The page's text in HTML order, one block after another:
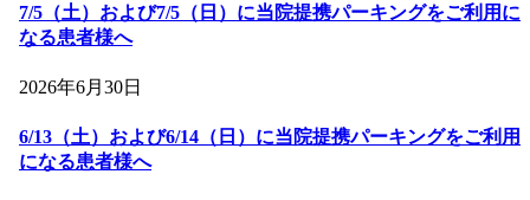
7/5（土）および7/5（日）に当院提携パーキングをご利用に
なる患者様へ
2026年6月30日
6/13（土）および6/14（日）に当院提携パーキングをご利用
になる患者様へ